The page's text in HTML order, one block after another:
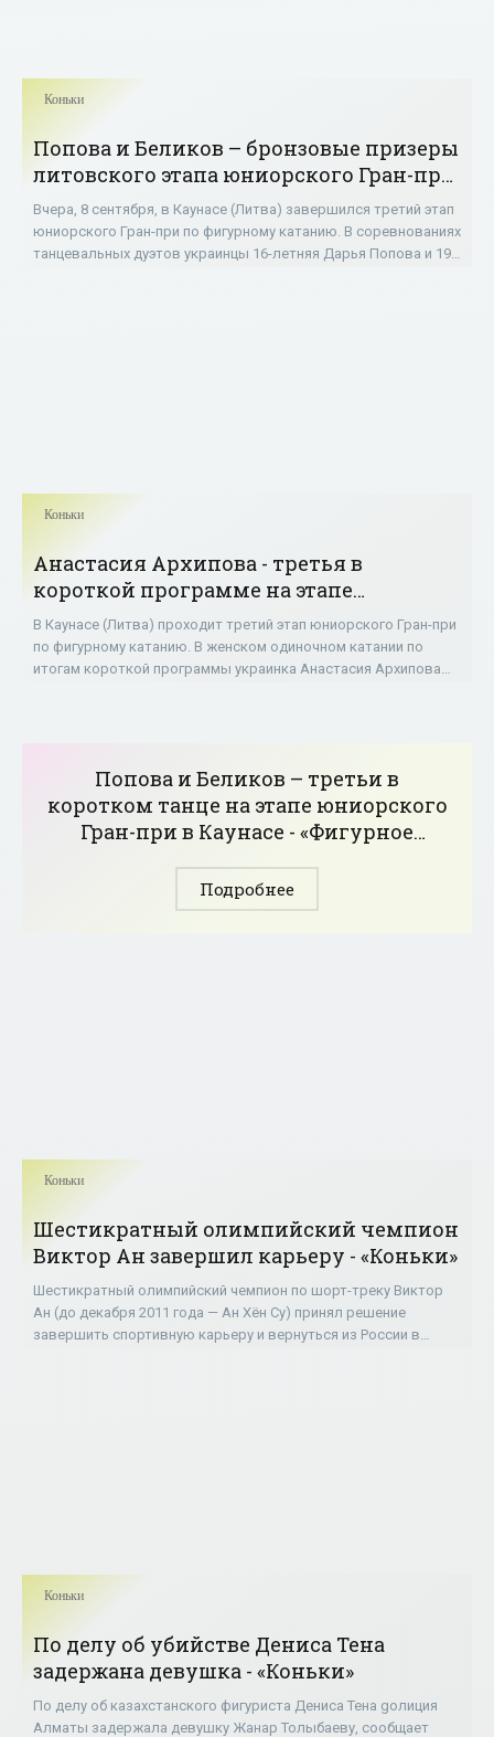
Коньки
Попова и Беликов – бронзовые призеры
литовского этапа юниорского Гран-при
среди танцоров (+Видео) - «Коньки»
Вчера, 8 сентября, в Каунасе (Литва) завершился третий этап
юниорского Гран-при по фигурному катанию. В соревнованиях
танцевальных дуэтов украинцы 16-летняя Дарья Попова и 19-
Коньки
Анастасия Архипова - третья в
короткой программе на этапе
юниорского Гран-при по фигурному
катанию - «Фигурное катание»
В Каунасе (Литва) проходит третий этап юниорского Гран-при
по фигурному катанию. В женском одиночном катании по
итогам короткой программы украинка Анастасия Архипова
Попова и Беликов – третьи в
коротком танце на этапе юниорского
Гран-при в Каунасе - «Фигурное
Подробнее
Коньки
Шестикратный олимпийский чемпион
Виктор Ан завершил карьеру - «Коньки»
Шестикратный олимпийский чемпион по шорт-треку Виктор
Ан (до декабря 2011 года — Ан Хён Су) принял решение
завершить спортивную карьеру и вернуться из России в
Коньки
По делу об убийстве Дениса Тена
задержана девушка - «Коньки»
По делу об казахстанского фигуриста Дениса Тена gолиция
Алматы задержала девушку Жанар Толыбаеву, сообщает